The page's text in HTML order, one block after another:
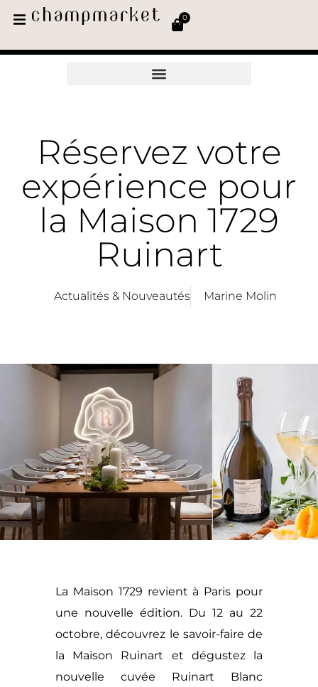
0
Réservez votre
expérience pour
la Maison 1729
Ruinart
Actualités & Nouveautés Marine Molin
La Maison 1729 revient à Paris pour
une nouvelle édition. Du 12 au 22
octobre, découvrez le savoir-faire de
la Maison Ruinart et dégustez la
nouvelle cuvée Ruinart Blanc